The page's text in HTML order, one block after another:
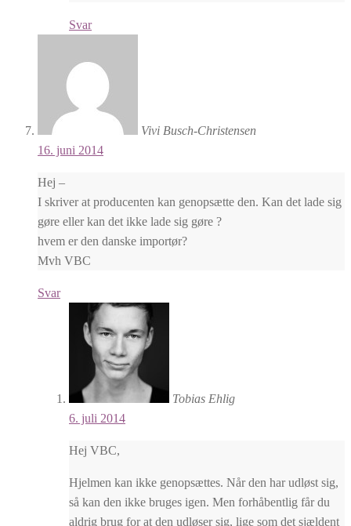
Svar
Vivi Busch-Christensen
16. juni 2014
Hej –
I skriver at producenten kan genopsætte den. Kan det lade sig
gøre eller kan det ikke lade sig gøre ?
hvem er den danske importør?
Mvh VBC
Svar
Tobias Ehlig
6. juli 2014
Hej VBC,
Hjelmen kan ikke genopsættes. Når den har udløst sig,
så kan den ikke bruges igen. Men forhåbentlig får du
aldrig brug for at den udløser sig, lige som det sjældent